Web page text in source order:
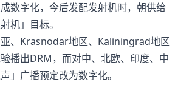
数字化，今后发配发射机时，朝供给
机」目标。
、Krasnodar地区、Kaliningrad地区
播出DRM，而对中、北欧、印度、中
」广播预定改为数字化。